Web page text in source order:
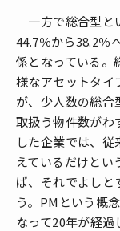
一方で総合型と
44.7％から38.2％
係となっている。
様なアセットタイ
が、少人数の総合
取扱う物件数がわ
した企業では、
えているだけとい
ば、それでよしと
う。PMという概
なって20年が経